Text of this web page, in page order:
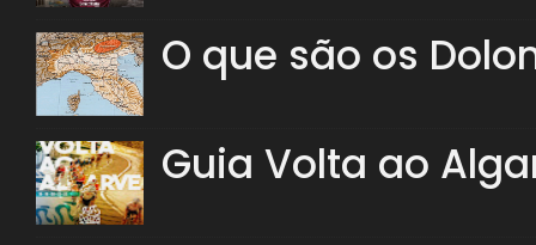
O que são os
Guia Volta ao